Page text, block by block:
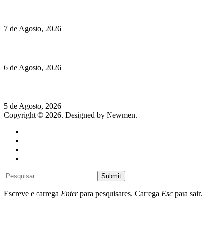
7 de Agosto, 2026
6 de Agosto, 2026
5 de Agosto, 2026
Copyright © 2026. Designed by Newmen.
Submit
Escreve e carrega Enterpara pesquisares. Carrega Esc para sair.